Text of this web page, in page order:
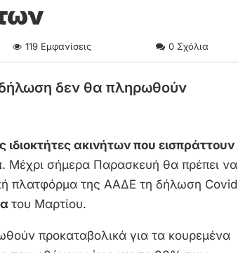
119Εμφανίσεις 0Σχόλια
δεν θα πληρωθούν
ιδιοκτήτες ακινήτων που εισπράττουν
. Μέχρι σήμερα Παρασκευή θα πρέπει να
πλατφόρμα της ΑΑΔΕ τη δήλωση Covid
του Μαρτίου.
προκαταβολικά για τα κουρεμένα